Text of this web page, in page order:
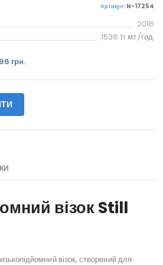
Артикул: N-17254
2016
1538 h мт./год.
грн.
візок Still
візок, створений для